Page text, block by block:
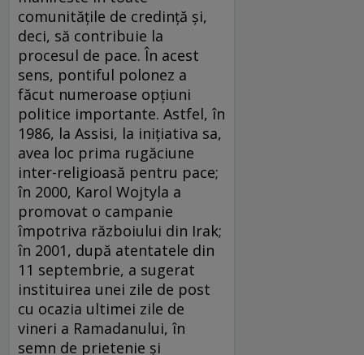
comunităţile de credinţă şi,
deci, să contribuie la
procesul de pace. În acest
sens, pontiful polonez a
făcut numeroase opţiuni
politice importante. Astfel, în
1986, la Assisi, la iniţiativa sa,
avea loc prima rugăciune
inter-religioasă pentru pace;
în 2000, Karol Wojtyla a
promovat o campanie
împotriva războiului din Irak;
în 2001, după atentatele din
11 septembrie, a sugerat
instituirea unei zile de post
cu ocazia ultimei zile de
vineri a Ramadanului, în
semn de prietenie şi